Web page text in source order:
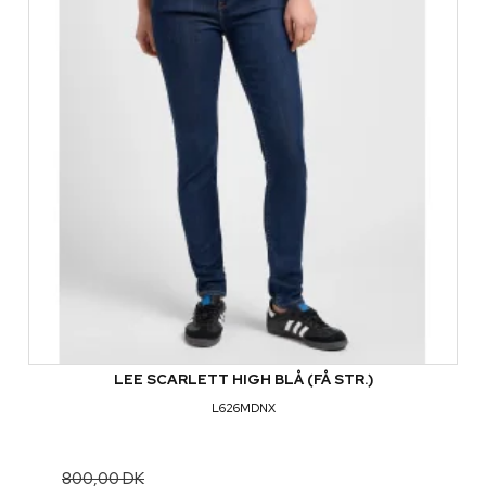
LEE SCARLETT HIGH BLÅ (FÅ STR.)
L626MDNX
800,00 DK